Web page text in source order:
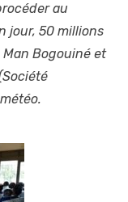
au
jour, 50 millions
Man Bogouiné et